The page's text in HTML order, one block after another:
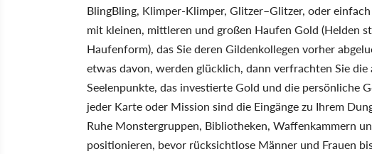
BlingBling, Klimper-Klimper, Glitzer–Glitzer, oder
mit kleinen, mittleren und großen Haufen Gold (Helden
Haufenform), das Sie deren Gildenkollegen vorher
etwas davon, werden glücklich, dann verfrachten Sie
Seelenpunkte, das investierte Gold und die persönliche
jeder Karte oder Mission sind die Eingänge zu Ihrem
Ruhe Monstergruppen, Bibliotheken, Waffenkammern
positionieren, bevor rücksichtlose Männer und Frauen